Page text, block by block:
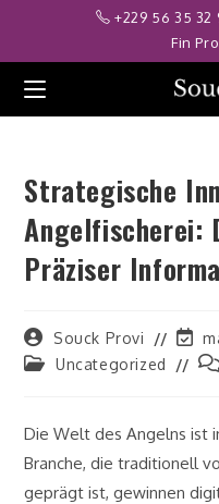
bonusuDeneme
content
+229 56 35 32
Fin
Strategische
Angelfischerei:
Präziser
Auteur/autrice
de
Souck Provi
de
PostUncategorized
Die Welt des Angelns ist
Branche, die traditionell
geprägt ist, gewinnen